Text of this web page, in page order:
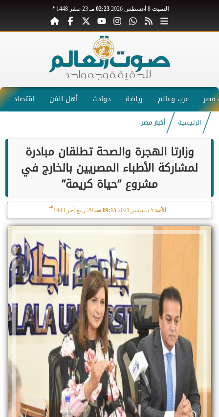
السبت 8 أغسطس 2026 02:23 مـ 23 صفر 1448 هـ
عرب وعالم رياضة حوادث أهل الفن اقتصاد
الرئيسية أخبار مصر
وزارتا الهجرة والصحة تطلقان مبادرة
لمشاركة الأطباء المصريين بالخارج في
مشروع ”حياة كريمة”
الأحد 5 ديسمبر 2021 09:15 صـ 29 ربيع آخر 1443
هـ